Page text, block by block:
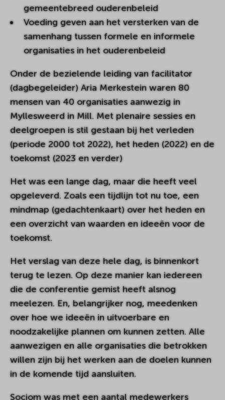
gemeentebreed ouderenbeleid
Voeding geven aan het versterken van de
samenhang tussen formele en informele
organisaties in het ouderenbeleid
Onder de bezielende leiding van facilitator
(dagbegeleider) Aria Merkestein waren 80
mensen van 40 organisaties aanwezig in
Myllesweerd in Mill. Met plenaire sessies en
deelgroepen is stil gestaan bij het verleden
(periode 2000 tot 2022), het heden (2022) en de
toekomst (2023 en verder)
Het was een lange dag, maar die heeft veel
opgeleverd. Zoals een tijdlijn tot nu toe, een
mindmap (gedachtenkaart) over het heden en
een overzicht van waarden en ideeën voor de
toekomst.
Het verslag van deze hele dag, is binnenkort
terug te lezen. Op deze manier kan iedereen
die de conferentie gemist heeft alsnog
meelezen. En, belangrijker nog, meedenken
over hoe we ideeën in uitvoerbare en
noodzakelijke plannen om kunnen zetten. Alle
aanwezigen en alle organisaties die betrokken
willen zijn bij het werken aan de doelen kunnen
in de komende tijd aansluiten.
Sociom was met een aantal medewerkers